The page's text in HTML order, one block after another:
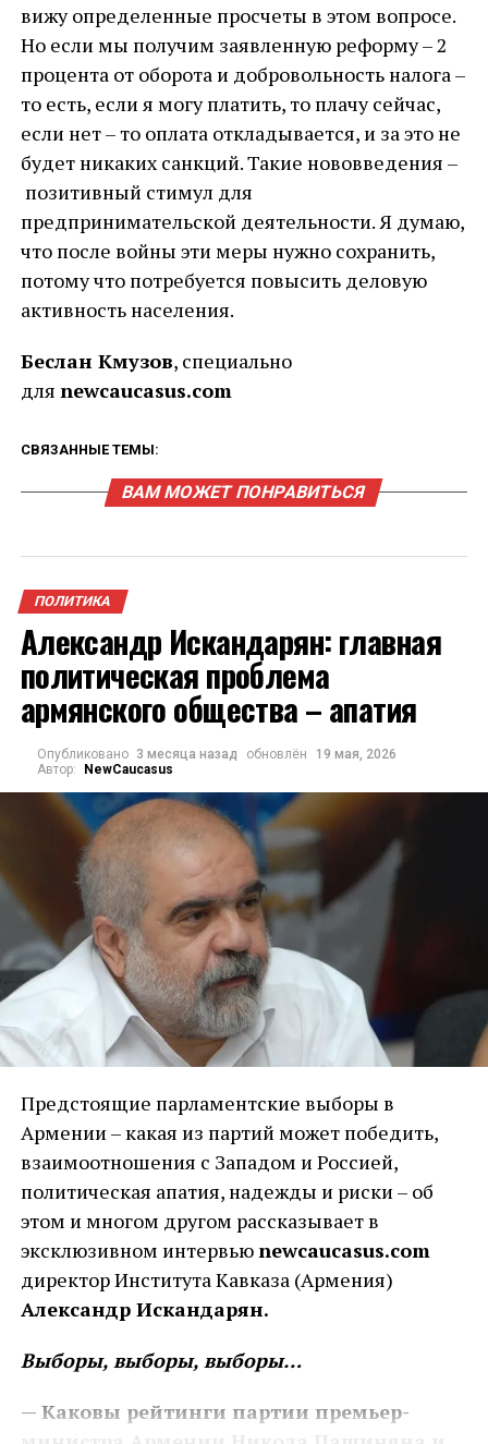
вижу определенные просчеты в этом вопросе.
Но если мы получим заявленную реформу – 2
процента от оборота и добровольность налога –
то есть, если я могу платить, то плачу сейчас,
если нет – то оплата откладывается, и за это не
будет никаких санкций. Такие нововведения –
позитивный стимул для
предпринимательской деятельности. Я думаю,
что после войны эти меры нужно сохранить,
потому что потребуется повысить деловую
активность населения.
Беслан Кмузов, специально
для newcaucasus.com
СВЯЗАННЫЕ ТЕМЫ:
ВАМ МОЖЕТ ПОНРАВИТЬСЯ
ПОЛИТИКА
Александр Искандарян: главная
политическая проблема
армянского общества – апатия
Опубликовано 3 месяца назад обновлён
19 мая, 2026
Автор:
NewCaucasus
Предстоящие парламентские выборы в
Армении – какая из партий может победить,
взаимоотношения с Западом и Россией,
политическая апатия, надежды и риски – об
этом и многом другом рассказывает в
эксклюзивном интервьюnewcaucasus.com
директор Института Кавказа (Армения)
Александр Искандарян.
Выборы, выборы, выборы…
— Каковы рейтинги партии премьер-